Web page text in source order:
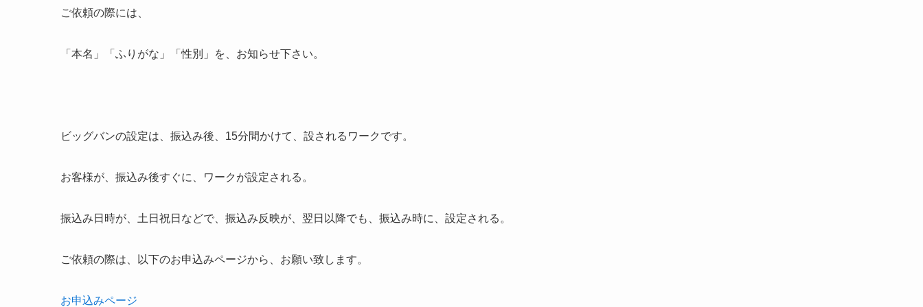
ご依頼の際には、
「本名」「ふりがな」「性別」を、お知らせ下さい。
ビッグバンの設定は、振込み後、15分間かけて、設されるワークです。
お客様が、振込み後すぐに、ワークが設定される。
振込み日時が、土日祝日などで、振込み反映が、翌日以降でも、振込み時に、設定される。
ご依頼の際は、以下のお申込みページから、お願い致します。
お申込みページ